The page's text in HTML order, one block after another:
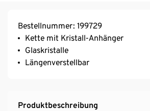
Bestellnummer: 199729
Kette mit Kristall-Anhänger
Glaskristalle
Längenverstellbar
Produktbeschreibung